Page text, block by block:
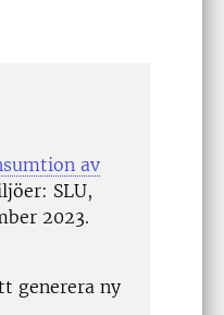
av
SLU,
2023.
generera ny